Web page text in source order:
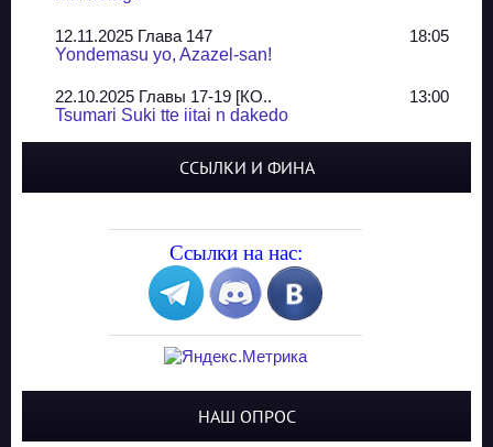
12.11.2025 Глава 147
18:05
Yondemasu yo, Azazel-san!
22.10.2025 Главы 17-19 [КО..
13:00
Tsumari Suki tte iitai n dakedo
Yozakura Shijuusou
08.08.2025 Глава 50
A Compendium of Ghosts
29.07.2025 Shirokuro
The King of Home Cooking
ССЫЛКИ И ФИНА
Ссылки на нас:
НАШ ОПРОС